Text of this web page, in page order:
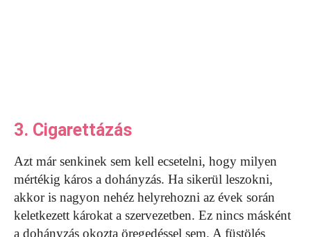
3. Cigarettázás
Azt már senkinek sem kell ecsetelni, hogy milyen
mértékig káros a dohányzás. Ha sikerül leszokni,
akkor is nagyon nehéz helyrehozni az évek során
keletkezett károkat a szervezetben. Ez nincs másként
a dohányzás okozta öregedéssel sem. A füstölés